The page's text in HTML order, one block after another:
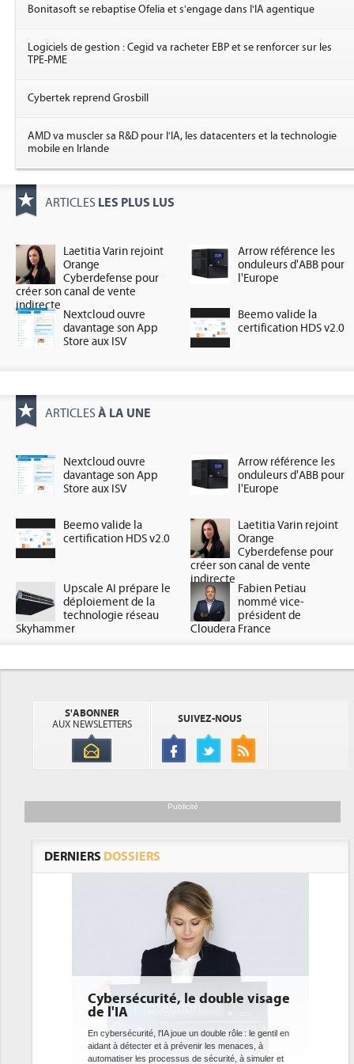
Bonitasoft se rebaptise Ofelia et s'engage dans l'IA agentique
Logiciels de gestion : Cegid va racheter EBP et se renforcer sur les
TPE-PME
Cybertek reprend Grosbill
AMD va muscler sa R&D pour l'IA, les datacenters et la technologie
mobile en Irlande
ARTICLES LES PLUS LUS
Laetitia Varin rejoint
Orange
Cyberdefense pour
créer son canal de vente
indirecte
Arrow référence les
onduleurs d'ABB pour
l'Europe
Nextcloud ouvre
davantage son App
Store aux ISV
Beemo valide la
certification HDS v2.0
ARTICLES À LA UNE
Nextcloud ouvre
davantage son App
Store aux ISV
Arrow référence les
onduleurs d'ABB pour
l'Europe
Beemo valide la
certification HDS v2.0
Laetitia Varin rejoint
Orange
Cyberdefense pour
créer son canal de vente
indirecte
Upscale AI prépare le
déploiement de la
technologie réseau
Skyhammer
Fabien Petiau
nommé vice-
président de
Cloudera France
S'ABONNER
AUX NEWSLETTERS
SUIVEZ-NOUS
Publicité
DERNIERS DOSSIERS
DEE: l'efficacité énergétique
bientôt une obligation pour les
datacenters
Des datacenters plus durables et plus efficaces, c'est
ce que recherchent les pouvoirs publics européens